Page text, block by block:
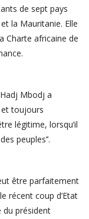
de sept pays
la Mauritanie. Elle
Charte africaine de
Mbodj a
et toujours
légitime, lorsqu’il
peuples’’.
être parfaitement
récent coup d’Etat
du président